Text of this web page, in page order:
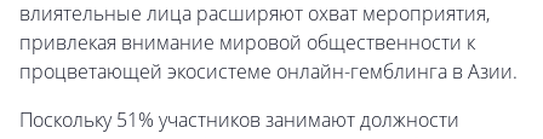
влиятельные лица расширяют охват мероприятия,
привлекая внимание мировой общественности к
процветающей экосистеме онлайн-гемблинга в Азии.
Поскольку 51% участников занимают должности